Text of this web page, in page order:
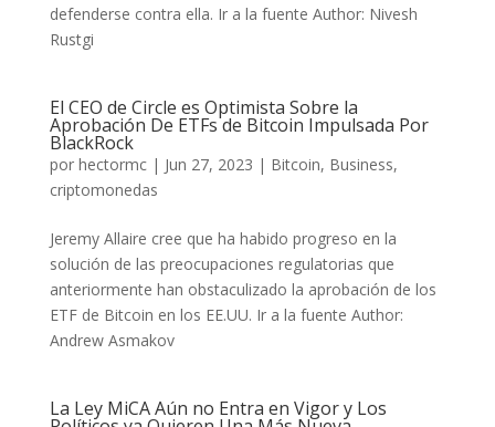
defenderse contra ella. Ir a la fuente Author: Nivesh
Rustgi
El CEO de Circle es Optimista Sobre la
Aprobación De ETFs de Bitcoin Impulsada Por
BlackRock
por hectormc| Jun 27, 2023 | Bitcoin, Business,
criptomonedas
Jeremy Allaire cree que ha habido progreso en la
solución de las preocupaciones regulatorias que
anteriormente han obstaculizado la aprobación de los
ETF de Bitcoin en los EE.UU. Ir a la fuente Author:
Andrew Asmakov
La Ley MiCA Aún no Entra en Vigor y Los